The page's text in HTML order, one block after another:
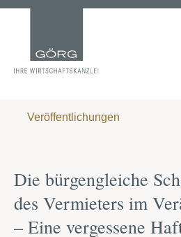
Veröffentlichungen
Die bürgengleiche
des Vermieters im
– Eine vergessene